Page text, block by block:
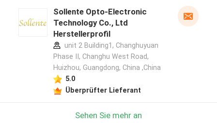
Sollente Opto-Electronic
Technology Co., Ltd
Herstellerprofil
unit 2 Building1, Changhuyuan
Phase II, Changhu West Road,
Huizhou, Guangdong, China ,China
5.0
Überprüfter Lieferant
Sehen Sie mehr an